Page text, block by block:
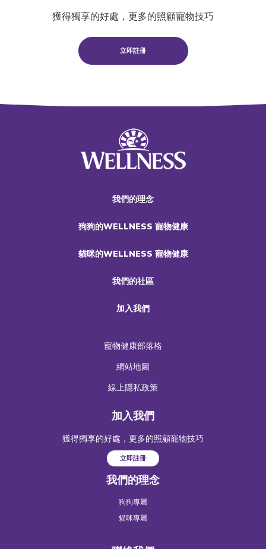
獲得獨享的好處，更多的照顧寵物技巧
立即註冊
我們的理念
狗狗的WELLNESS 寵物健康
貓咪的WELLNESS 寵物健康
我們的社區
加入我們
寵物健康部落格
網站地圖
線上隱私政策
加入我們
獲得獨享的好處，更多的照顧寵物技巧
立即註冊
我們的理念
狗狗專屬
貓咪專屬